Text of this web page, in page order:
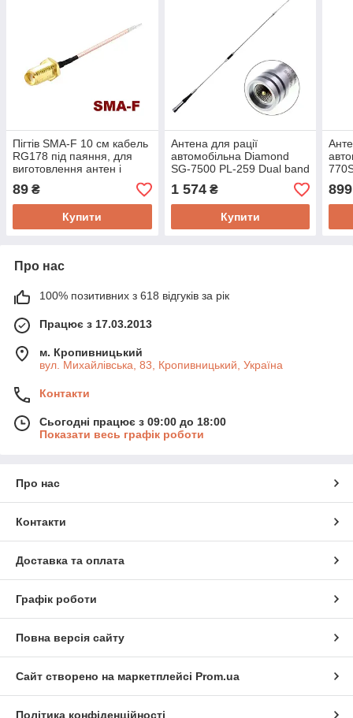
Пігтів SMA-F 10 см кабель
RG178 під паяння, для
виготовлення антен і
RG178 SMA-F
89 ₴
Купити
Антена для рації
автомобільна Diamond
SG-7500 PL-259 Dual band
посиленням 3.2/6.0 дБ
ОРІГИНАЛ
1 574₴
Купити
899
Про нас
100% позитивних з 618 відгуків за рік
Працює з 17.03.2013
м. Кропивницький
вул. Михайлівська, 83, Кропивницький, Україна
Контакти
Сьогодні працює з 09:00 до 18:00
Показати весь графік роботи
Про нас
Контакти
Доставка та оплата
Графік роботи
Повна версія сайту
Сайт створено на маркетплейсі Prom.ua
Політика конфіденційності